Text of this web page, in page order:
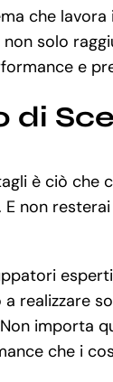
che
solo
e
di
è ciò che
non
realizzare
importa
che i